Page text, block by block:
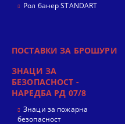
Рол банер STANDART
ПОСТАВКИ ЗА БРОШУРИ
ЗНАЦИ ЗА
БЕЗОПАСНОСТ -
НАРЕДБА РД 07/8
Знаци за пожарна
безопасност